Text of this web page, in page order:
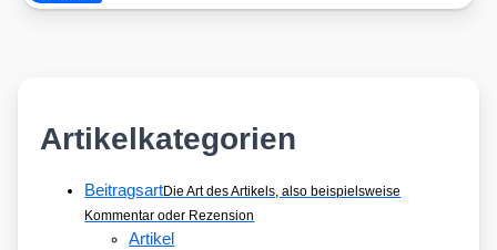
Artikelkategorien
BeitragsartDie Art des Artikels, also beispielsweise
Kommentar oder Rezension
Artikel